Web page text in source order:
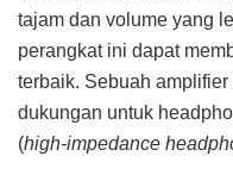
tajam dan volume yang
perangkat ini dapat
terbaik. Sebuah
dukungan untuk
(high-impedance